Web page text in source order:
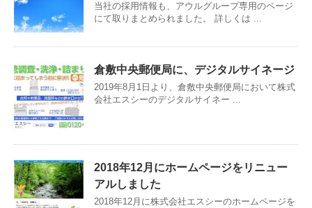
当社の採用情報も、アウルグループ専用のページ
にて取りまとめられました。 詳しくは ...
倉敷中央郵便局に、デジタルサイネージ
2019年8月1日より、倉敷中央郵便局において株式
会社エスシーのデジタルサイネー ...
2018年12月にホームページをリニュー
アルしました
2018年12月に株式会社エスシーのホームページを